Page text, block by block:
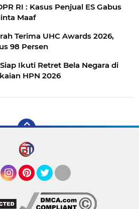
RI : Kasus Penjual ES Gabus
Maaf
Terima UHC Awards 2026,
98 Persen
Ikuti Retret Bela Negara di
HPN 2026